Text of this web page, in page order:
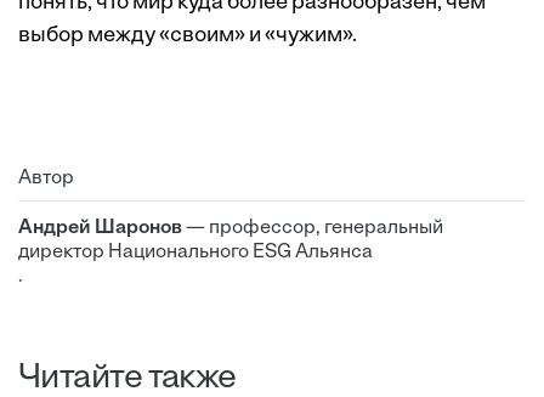
выбор между «своим» и «чужим».
Автор
Андрей Шаронов— профессор, генеральный
директор Национального ESG Альянса
.
Читайте также